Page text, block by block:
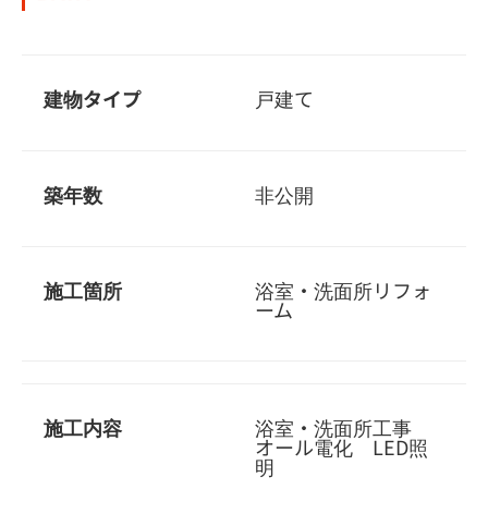
建物タイプ 戸建て
築年数 非公開
施工箇所 浴室・洗面所リフォ
ーム
施工内容 浴室・洗面所工事
オール電化 LED照
明